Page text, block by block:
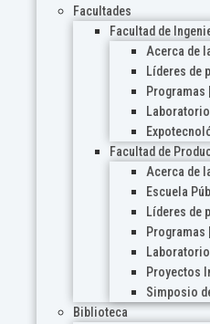
Facultades
Facultad de
Acerca de
Líderes de
Programas
Facultad de
Acerca de
Escuela
Líderes de
Programas
Proyectos
Simposio
Biblioteca